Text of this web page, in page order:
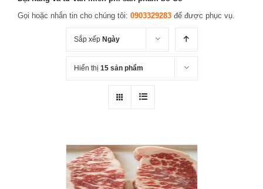
Gọi hoặc nhắn tin cho chúng tôi: 0903329283 để được phục vụ.
Sắp xếp Ngày
Hiển thị 15 sản phẩm